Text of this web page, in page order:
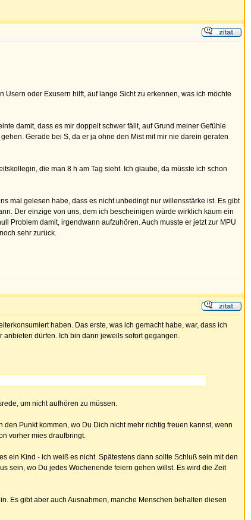
oder Exusern hilft, auf lange Sicht zu erkennen, was ich möchte
damit, dass es mir doppelt schwer fällt, auf Grund meiner Gefühle
Gerade bei S, da er ja ohne den Mist mit mir nie darein geraten
die man 8 h am Tag sieht. Ich glaube, da müsste ich schon
mal gelesen habe, dass es nicht unbedingt nur willensstärke ist. Es gibt
Der einzige von uns, dem ich bescheinigen würde wirklich kaum ein
Problem damit, irgendwann aufzuhören. Auch musste er jetzt zur MPU
sehr zurück.
haben. Das erste, was ich gemacht habe, war, dass ich
dürfen. Ich bin dann jeweils sofort gegangen.
um nicht aufhören zu müssen.
Punkt kommen, wo Du Dich nicht mehr richtig freuen kannst, wenn
vorher mies draufbringt.
ein Kind - ich weiß es nicht. Spätestens dann sollte Schluß sein mit den
sein, wo Du jedes Wochenende feiern gehen willst. Es wird die Zeit
Es gibt aber auch Ausnahmen, manche Menschen behalten diesen